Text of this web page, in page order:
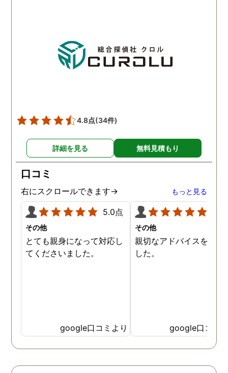
夫を黙らせるには最も有
的な方法だと信じていま
4.8点(34件)
詳細を見る 無料見積もり
口コミ
右にスクロールできます→ もっと見る
5.0点
その他
とても親身になって対応し
てくださいました。
google口コミより
その他
親切なアドバイスを頂き
した。
google口コミ